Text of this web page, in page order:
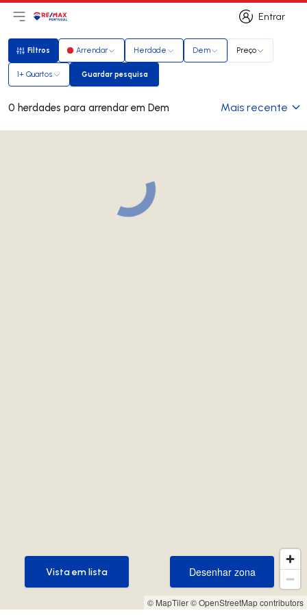
Entrar
Entrar
Abri menu principal
LogoIr para página inicial
Filtros
Filtros Arrendar Herdade Dem Preço
1+ Quartos Guardar pesquisa
Guardar pesquisa
0 herdades para arrendar em Dem Mais recente
© MapTiler© OpenStreetMap contributors
Desenhar zona
Desenhar zona
Vista em lista
Vista em lista